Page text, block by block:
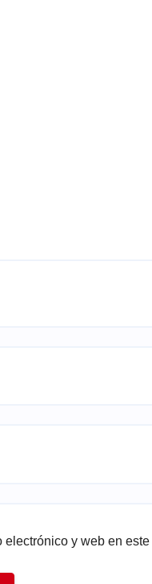
electrónico y web en